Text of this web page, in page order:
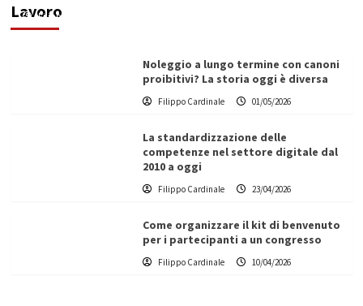
LavoroFilippo Cardinale
Noleggio a lungo termine con canoni
proibitivi? La storia oggi è diversa
Filippo Cardinale 01/05/2026
La standardizzazione delle
competenze nel settore digitale dal
2010 a oggi
Filippo Cardinale 23/04/2026
Come organizzare il kit di benvenuto
per i partecipanti a un congresso
Filippo Cardinale 10/04/2026